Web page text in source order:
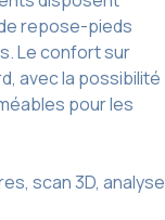
repose-pieds
Le confort sur
avec la possibilité
pour les
scan 3D, analyse